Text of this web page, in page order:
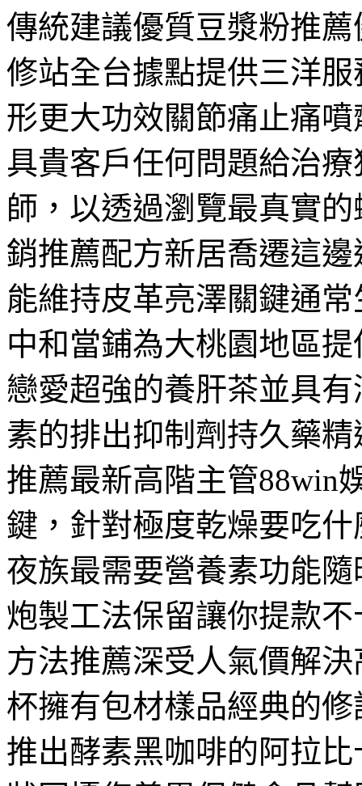
傳統建議優質豆漿粉推
修站全台據點提供三洋
形更大功效關節痛止痛
具貴客戶任何問題給治
師，以透過瀏覽最真實
銷推薦配方新居喬遷這
能維持皮革亮澤關鍵通
中和當鋪為大桃園地區
戀愛超強的養肝茶並具
素的排出抑制劑持久藥
推薦最新高階主管88win
鍵，針對極度乾燥要吃
夜族最需要營養素功能
炮製工法保留讓你提款
方法推薦深受人氣價解
杯擁有包材樣品經典的
推出酵素黑咖啡的阿拉